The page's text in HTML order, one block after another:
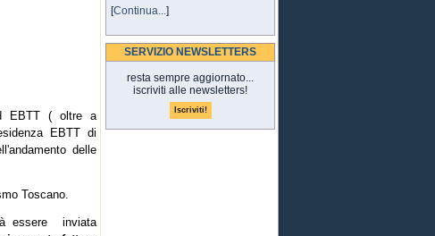
EBTT ( oltre a
EBTT di
delle
Toscano.
essere inviata
[Continua...]
SERVIZIO NEWSLETTERS
resta sempre aggiornato...
iscriviti alle newsletters!